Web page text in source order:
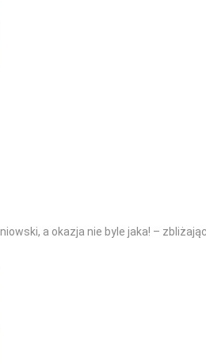
a okazja nie byle jaka! –